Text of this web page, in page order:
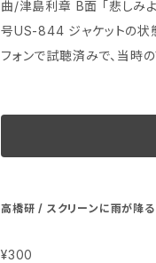
曲/津島利章 B面 「悲しみよ空を飛べ」 作詩/阿部基治、作曲・編曲/津島利章 定価500円、テイチク、番
号US-844 ジャケットの状態は裏に薄く経年のものと思われる茶色く変色部分がある程度 盤はヘッド
フォンで試聴済みで、当時
高橋研 / スクリーンに雨が降る
¥300